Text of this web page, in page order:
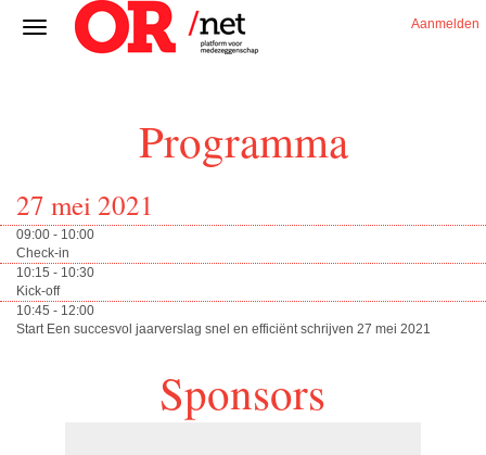
Aanmelden
Programma
27 mei 2021
09:00 - 10:00
Check-in
10:15 - 10:30
Kick-off
10:45 - 12:00
Start Een succesvol jaarverslag snel en efficiënt schrijven 27 mei 2021
Sponsors